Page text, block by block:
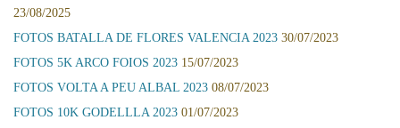
23/08/2025
FOTOS BATALLA DE FLORES VALENCIA 2023 30/07/2023
FOTOS 5K ARCO FOIOS 2023 15/07/2023
FOTOS VOLTA A PEU ALBAL 2023 08/07/2023
FOTOS 10K GODELLLA 2023 01/07/2023